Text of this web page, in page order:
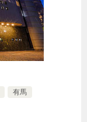
有馬